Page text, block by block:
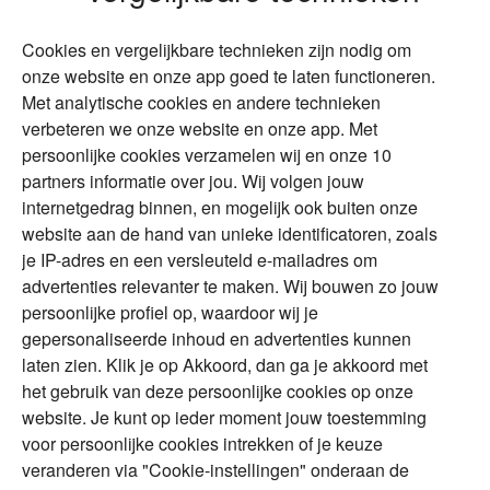
Wonen
Schenken
Duurzaam
Vermogensplanning
Tweede huis in
buitenland
DGA
Erfenis
Over Financial Focus
Specialisten
Financial Focus
magazine
The Exit Years
Contact
Alles voor en over vermogenden.
Over ABN AMRO Veiligheid
Privacy & Cookies
Toegankelijkheid
Disclaimer RSS
Cookies en vergelijkbare technieken zijn nodig om
onze website en onze app goed te laten functioneren.
Met analytische cookies en andere technieken
verbeteren we onze website en onze app. Met
persoonlijke cookies verzamelen wij en onze 10
partners informatie over jou. Wij volgen jouw
internetgedrag binnen, en mogelijk ook buiten onze
website aan de hand van unieke identificatoren, zoals
je IP-adres en een versleuteld e-mailadres om
advertenties relevanter te maken. Wij bouwen zo jouw
persoonlijke profiel op, waardoor wij je
gepersonaliseerde inhoud en advertenties kunnen
laten zien. Klik je op Akkoord, dan ga je akkoord met
het gebruik van deze persoonlijke cookies op onze
website. Je kunt op ieder moment jouw toestemming
voor persoonlijke cookies intrekken of je keuze
veranderen via "Cookie-instellingen" onderaan de